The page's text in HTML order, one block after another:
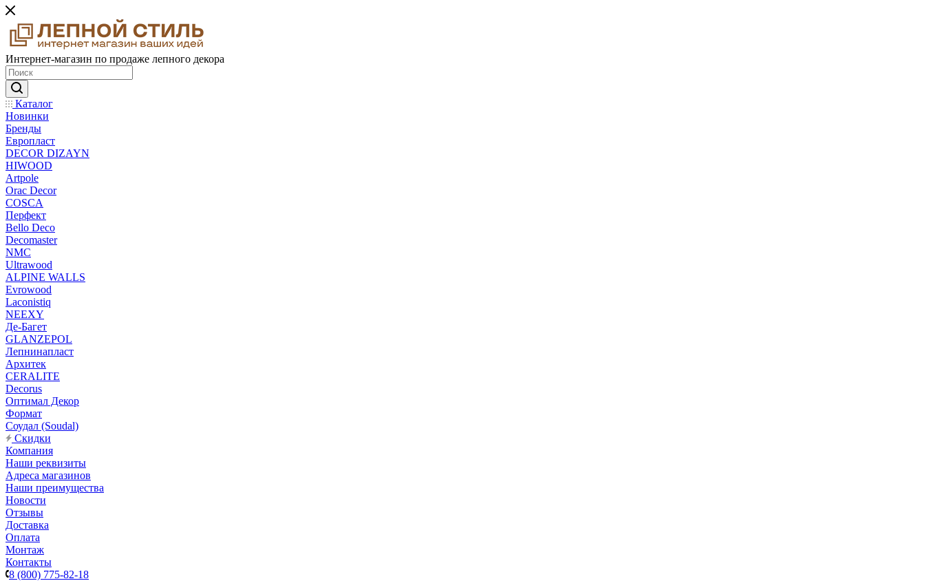
Интернет-магазин по продаже лепного декора
Каталог
Новинки
Бренды
Европласт
DECOR DIZAYN
HIWOOD
Artpole
Orac Decor
COSCA
Перфект
Bello Deco
Decomaster
NMС
Ultrawood
ALPINE WALLS
Evrowood
Laconistiq
NEEXY
Де-Багет
GLANZEPOL
Лепнинапласт
Архитек
CERALITE
Decorus
Оптимал Декор
Формат
Соудал (Soudal)
Скидки
Компания
Наши реквизиты
Адреса магазинов
Наши преимущества
Новости
Отзывы
Доставка
Оплата
Монтаж
Контакты
8 (800) 775-82-18